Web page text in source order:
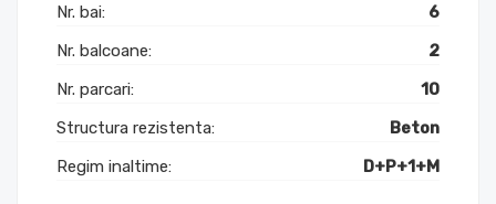
Nr. bai:
6
Nr. balcoane:
2
Nr. parcari:
10
Structura rezistenta:
Beton
Regim inaltime:
D+P+1+M